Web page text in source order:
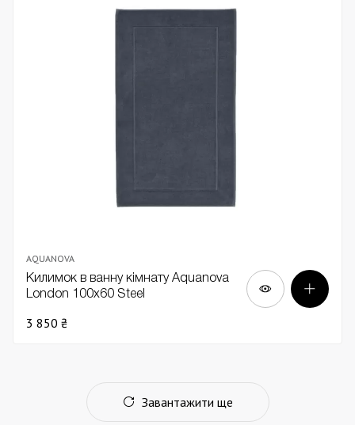
AQUANOVA
Килимок в ванну кімнату Aquanova
London 100x60 Steel
3 850 ₴
Завантажити ще